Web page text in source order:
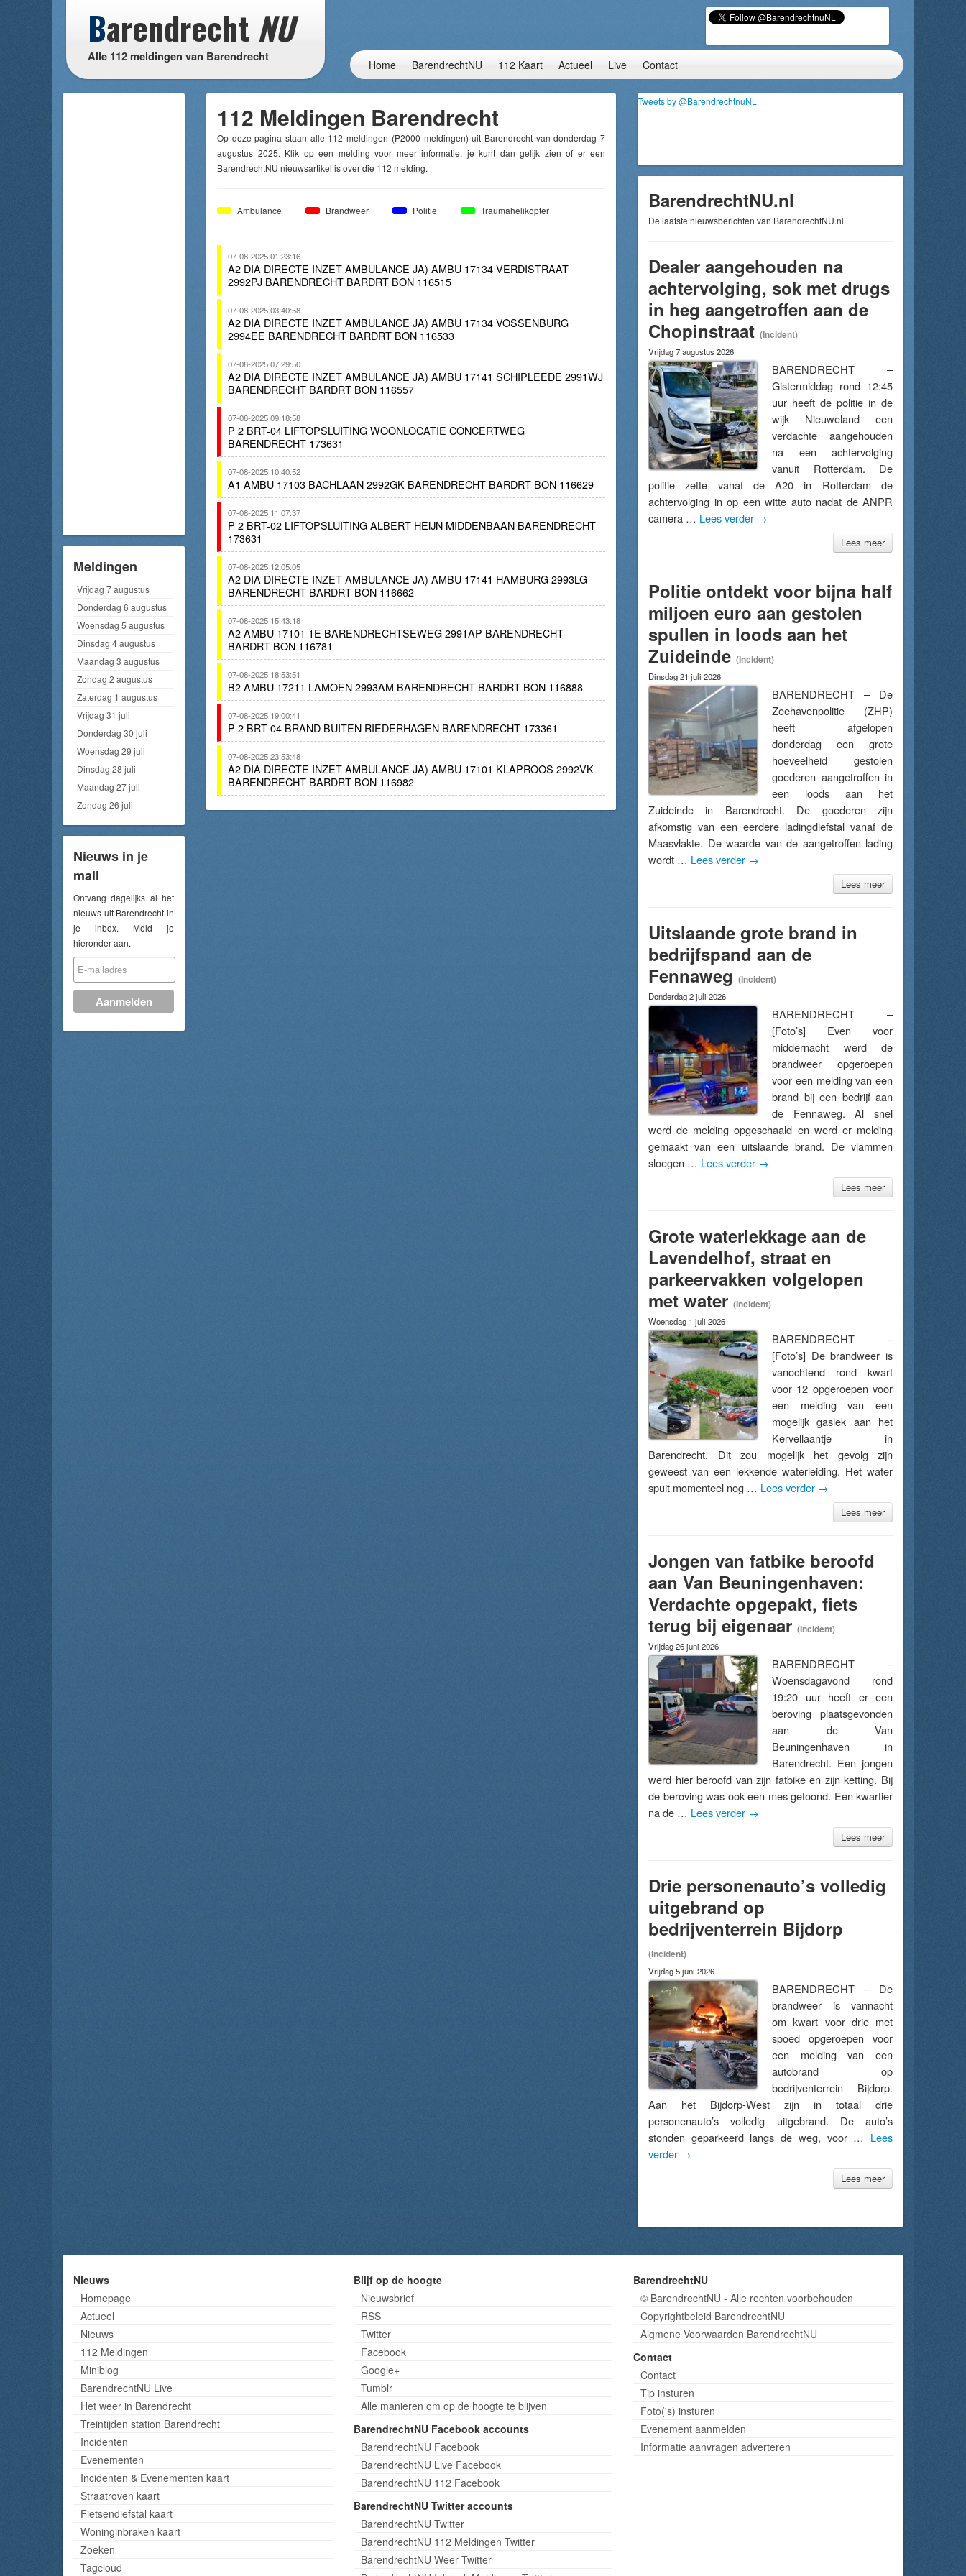
Barendrecht NU
Alle 112 meldingen van Barendrecht
Home BarendrechtNU 112 Kaart Actueel Live Contact
Meldingen
Vrijdag 7 augustus
Donderdag 6 augustus
Woensdag 5 augustus
Dinsdag 4 augustus
Maandag 3 augustus
Zondag 2 augustus
Zaterdag 1 augustus
Vrijdag 31 juli
Donderdag 30 juli
Woensdag 29 juli
Dinsdag 28 juli
Maandag 27 juli
Zondag 26 juli
Nieuws in je
mail
Ontvang dagelijks al het
nieuws uit Barendrecht in
je inbox. Meld je
hieronder aan.
112 Meldingen Barendrecht
Op deze pagina staan alle 112 meldingen (P2000 meldingen) uit Barendrecht van donderdag 7
augustus 2025. Klik op een melding voor meer informatie, je kunt dan gelijk zien of er een
BarendrechtNU nieuwsartikel is over die 112 melding.
Ambulance Brandweer Politie Traumahelikopter
07-08-2025 01:23:16
A2 DIA DIRECTE INZET AMBULANCE JA) AMBU 17134 VERDISTRAAT
2992PJ BARENDRECHT BARDRT BON 116515
07-08-2025 03:40:58
A2 DIA DIRECTE INZET AMBULANCE JA) AMBU 17134 VOSSENBURG
2994EE BARENDRECHT BARDRT BON 116533
07-08-2025 07:29:50
A2 DIA DIRECTE INZET AMBULANCE JA) AMBU 17141 SCHIPLEEDE 2991WJ
BARENDRECHT BARDRT BON 116557
07-08-2025 09:18:58
P 2 BRT-04 LIFTOPSLUITING WOONLOCATIE CONCERTWEG
BARENDRECHT 173631
07-08-2025 10:40:52
A1 AMBU 17103 BACHLAAN 2992GK BARENDRECHT BARDRT BON 116629
07-08-2025 11:07:37
P 2 BRT-02 LIFTOPSLUITING ALBERT HEIJN MIDDENBAAN BARENDRECHT
173631
07-08-2025 12:05:05
A2 DIA DIRECTE INZET AMBULANCE JA) AMBU 17141 HAMBURG 2993LG
BARENDRECHT BARDRT BON 116662
07-08-2025 15:43:18
A2 AMBU 17101 1E BARENDRECHTSEWEG 2991AP BARENDRECHT
BARDRT BON 116781
07-08-2025 18:53:51
B2 AMBU 17211 LAMOEN 2993AM BARENDRECHT BARDRT BON 116888
07-08-2025 19:00:41
P 2 BRT-04 BRAND BUITEN RIEDERHAGEN BARENDRECHT 173361
07-08-2025 23:53:48
A2 DIA DIRECTE INZET AMBULANCE JA) AMBU 17101 KLAPROOS 2992VK
BARENDRECHT BARDRT BON 116982
Tweets by @BarendrechtnuNL
BarendrechtNU.nl
De laatste nieuwsberichten van BarendrechtNU.nl
Dealer aangehouden na
achtervolging, sok met drugs
in heg aangetroffen aan de
Chopinstraat (Incident)
Vrijdag 7 augustus 2026
BARENDRECHT –
Gistermiddag rond 12:45
uur heeft de politie in de
wijk Nieuweland een
verdachte aangehouden
na een achtervolging
vanuit Rotterdam. De
politie zette vanaf de A20 in Rotterdam de
achtervolging in op een witte auto nadat de ANPR
camera … Lees verder →
Lees meer
Politie ontdekt voor bijna half
miljoen euro aan gestolen
spullen in loods aan het
Zuideinde (Incident)
Dinsdag 21 juli 2026
BARENDRECHT – De
Zeehavenpolitie (ZHP)
heeft afgelopen
donderdag een grote
hoeveelheid gestolen
goederen aangetroffen in
een loods aan het
Zuideinde in Barendrecht. De goederen zijn
afkomstig van een eerdere ladingdiefstal vanaf de
Maasvlakte. De waarde van de aangetroffen lading
wordt … Lees verder →
Lees meer
Uitslaande grote brand in
bedrijfspand aan de
Fennaweg (Incident)
Donderdag 2 juli 2026
BARENDRECHT –
[Foto’s] Even voor
middernacht werd de
brandweer opgeroepen
voor een melding van een
brand bij een bedrijf aan
de Fennaweg. Al snel
werd de melding opgeschaald en werd er melding
gemaakt van een uitslaande brand. De vlammen
sloegen … Lees verder →
Lees meer
Grote waterlekkage aan de
Lavendelhof, straat en
parkeervakken volgelopen
met water (Incident)
Woensdag 1 juli 2026
BARENDRECHT –
[Foto’s] De brandweer is
vanochtend rond kwart
voor 12 opgeroepen voor
een melding van een
mogelijk gaslek aan het
Kervellaantje in
Barendrecht. Dit zou mogelijk het gevolg zijn
geweest van een lekkende waterleiding. Het water
spuit momenteel nog … Lees verder →
Lees meer
Jongen van fatbike beroofd
aan Van Beuningenhaven:
Verdachte opgepakt, fiets
terug bij eigenaar (Incident)
Vrijdag 26 juni 2026
BARENDRECHT –
Woensdagavond rond
19:20 uur heeft er een
beroving plaatsgevonden
aan de Van
Beuningenhaven in
Barendrecht. Een jongen
werd hier beroofd van zijn fatbike en zijn ketting. Bij
de beroving was ook een mes getoond. Een kwartier
na de … Lees verder →
Lees meer
Drie personenauto’s volledig
uitgebrand op
bedrijventerrein Bijdorp
(Incident)
Vrijdag 5 juni 2026
BARENDRECHT – De
brandweer is vannacht
om kwart voor drie met
spoed opgeroepen voor
een melding van een
autobrand op
bedrijventerrein Bijdorp.
Aan het Bijdorp-West zijn in totaal drie
personenauto’s volledig uitgebrand. De auto’s
stonden geparkeerd langs de weg, voor … Lees
verder →
Lees meer
Nieuws
Homepage
Actueel
Nieuws
112 Meldingen
Miniblog
BarendrechtNU Live
Het weer in Barendrecht
Treintijden station Barendrecht
Incidenten
Evenementen
Incidenten & Evenementen kaart
Straatroven kaart
Fietsendiefstal kaart
Woninginbraken kaart
Zoeken
Tagcloud
Blijf op de hoogte
Nieuwsbrief
RSS
Twitter
Facebook
Google+
Tumblr
Alle manieren om op de hoogte te blijven
BarendrechtNU Facebook accounts
BarendrechtNU Facebook
BarendrechtNU Live Facebook
BarendrechtNU 112 Facebook
BarendrechtNU Twitter accounts
BarendrechtNU Twitter
BarendrechtNU 112 Meldingen Twitter
BarendrechtNU Weer Twitter
BarendrechtNU
© BarendrechtNU - Alle rechten voorbehouden
Copyrightbeleid BarendrechtNU
Algmene Voorwaarden BarendrechtNU
Contact
Contact
Tip insturen
Foto('s) insturen
Evenement aanmelden
Informatie aanvragen adverteren